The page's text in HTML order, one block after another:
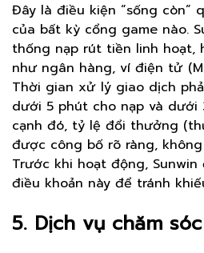
Đây là điều kiện “sống còn”
của bất kỳ cổng game nào.
thống nạp rút tiền linh
như ngân hàng, ví điện tử
Thời gian xử lý giao dịch
dưới 5 phút cho nạp và dưới
cạnh đó, tỷ lệ đổi thưởng
được công bố rõ ràng,
Trước khi hoạt động,
điều khoản này để tránh
5. Dịch vụ chăm